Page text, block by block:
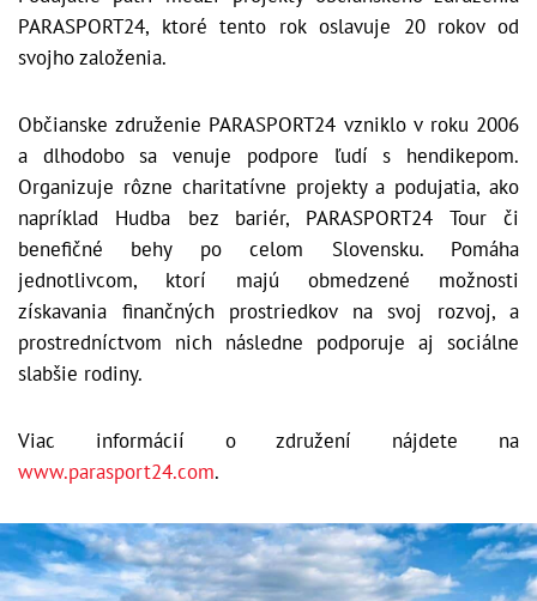
PARASPORT24, ktoré tento rok oslavuje 20 rokov od
svojho založenia.
Občianske združenie PARASPORT24 vzniklo v roku 2006
a dlhodobo sa venuje podpore ľudí s hendikepom.
Organizuje rôzne charitatívne projekty a podujatia, ako
napríklad Hudba bez bariér, PARASPORT24 Tour či
benefičné behy po celom Slovensku. Pomáha
jednotlivcom, ktorí majú obmedzené možnosti
získavania finančných prostriedkov na svoj rozvoj, a
prostredníctvom nich následne podporuje aj sociálne
slabšie rodiny.
Viac informácií o združení nájdete na
www.parasport24.com.